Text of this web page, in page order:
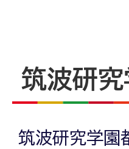
筑波研
筑波研究学園